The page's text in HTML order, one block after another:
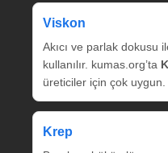
Viskon
Akıcı ve parlak dokusu
kullanılır. kumas.org’ta
üreticiler için çok uygun.
Krep